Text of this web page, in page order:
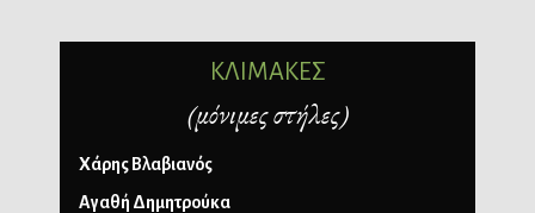
ΚΛΙΜΑΚΕΣ
(μόνιμες στήλες)
Χάρης Βλαβιανός
Αγαθή Δημητρούκα